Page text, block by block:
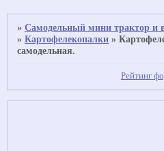
»Самодельный мини трактор и
»Картофелекопалки »
самодельная.
Рейтинг